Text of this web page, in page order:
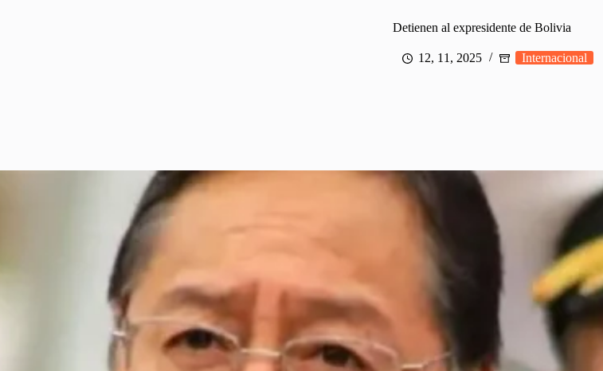
Detienen al expresidente de Bolivia
12, 11, 2025 Internacional